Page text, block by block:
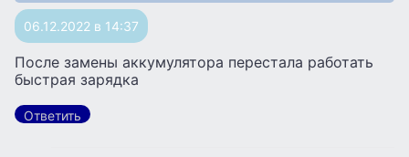
06.12.2022 в 14:37
После замены аккумулятора перестала работать
быстрая зарядка
Ответить